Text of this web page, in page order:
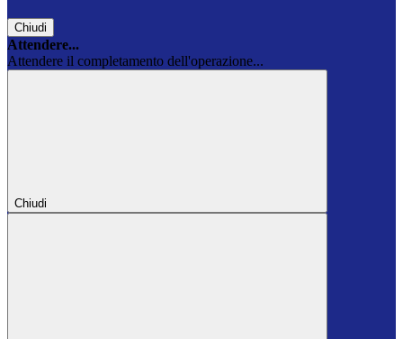
Chiudi
Attendere...
Attendere il completamento dell'operazione...
Chiudi